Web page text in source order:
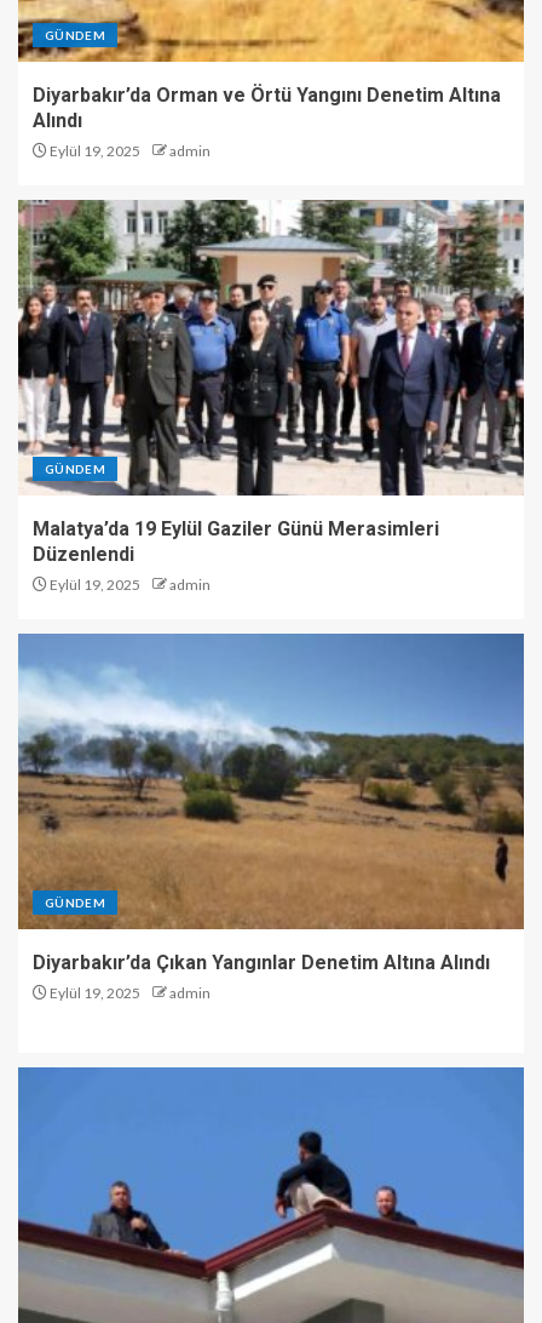
GÜNDEM
Diyarbakır’da Orman ve Örtü Yangını Denetim Altına
Alındı
Eylül 19, 2025 admin
GÜNDEM
Malatya’da 19 Eylül Gaziler Günü Merasimleri
Düzenlendi
Eylül 19, 2025 admin
GÜNDEM
Diyarbakır’da Çıkan Yangınlar Denetim Altına Alındı
Eylül 19, 2025 admin